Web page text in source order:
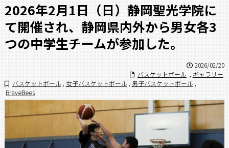
2026年2月1日（日）静岡聖光学院に
て開催され、静岡県内外から男女各3
つの中学生チームが参加した。
2026/02/20
バスケットボール
ギャラリー
バスケットボール
女子バスケットボール 男子バスケットボール
BraveBees